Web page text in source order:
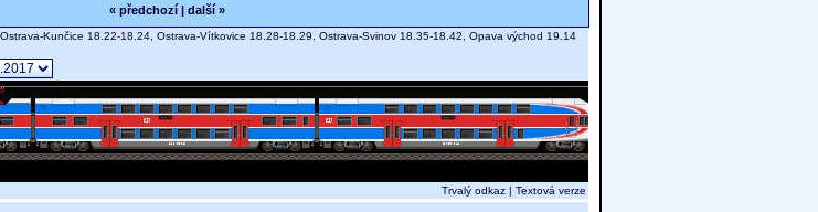
« předchozí| další »
Kunčice 18.22-18.24, Ostrava-Vítkovice 18.28-18.29, Ostrava-Svinov 18.35-18.42, Opava východ 19.14
Trvalý odkaz | Textová verze